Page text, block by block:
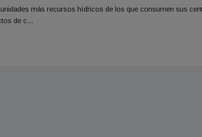
más recursos hídricos de los que consumen sus
de c...